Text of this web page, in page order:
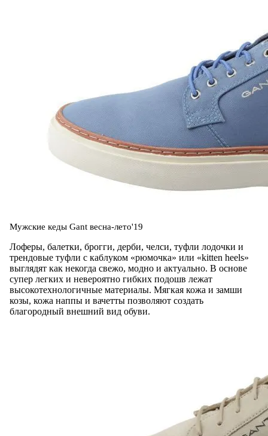
Мужские кеды Gant весна-лето'19
Лоферы, балетки, брогги, дерби, челси, туфли лодочки и
трендовые туфли с каблуком «рюмочка» или «kitten heels»
выглядят как некогда свежо, модно и актуально. В основе
супер легких и невероятно гибких подошв лежат
высокотехнологичные материалы. Мягкая кожа и замши
козы, кожа наппы и вачетты позволяют создать
благородный внешний вид обуви.